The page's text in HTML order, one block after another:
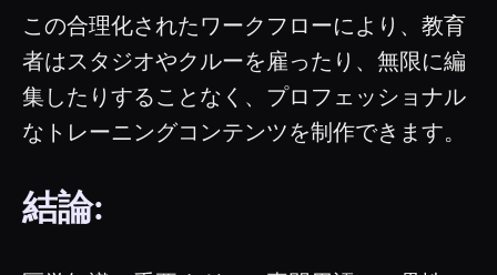
この合理化されたワークフローにより、教育
者はスタジオやクルーを雇ったり、無限に編
集したりすることなく、プロフェッショナル
なトレーニングコンテンツを制作できます。
結論: